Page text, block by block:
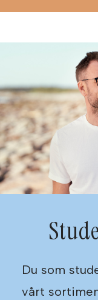
Du som
vårt